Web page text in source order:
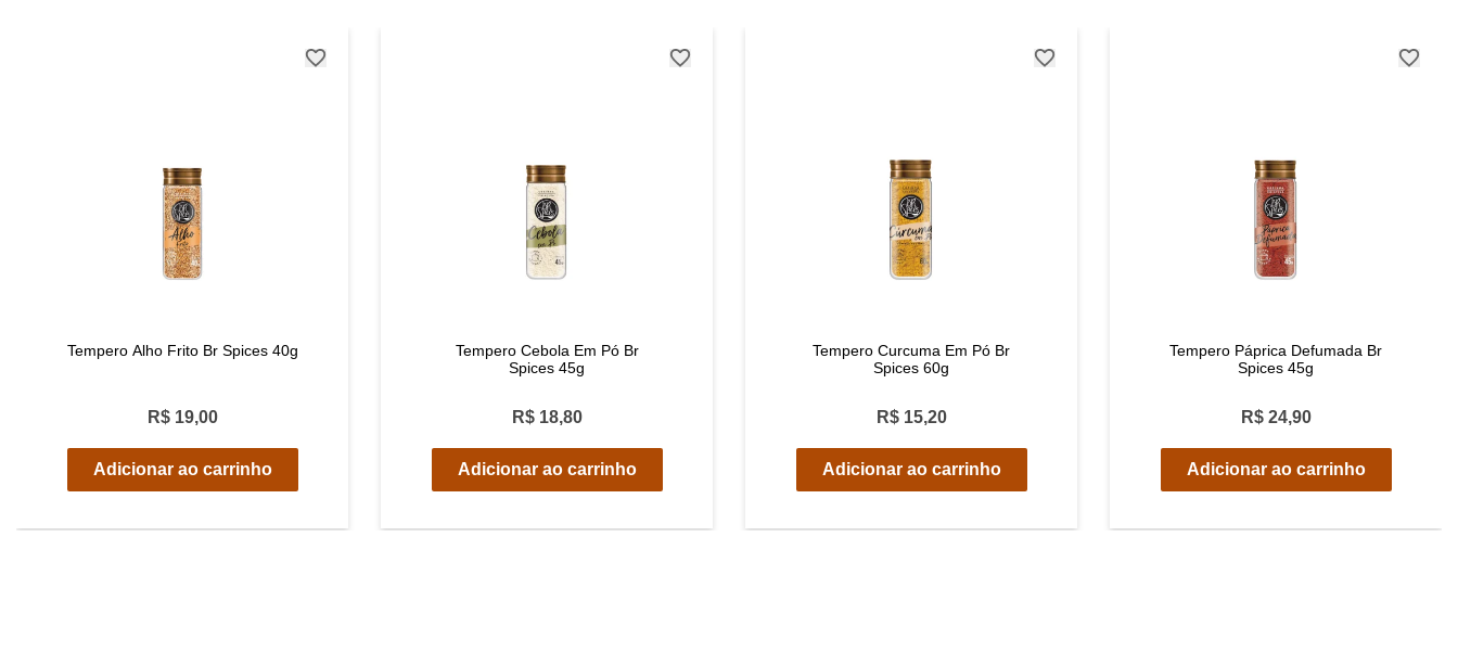
Tempero Alho Frito Br Spices 40g
R$ 19,00
Adicionar ao carrinho
Tempero Cebola Em Pó Br
Spices 45g
R$ 18,80
Adicionar ao carrinho
Tempero Curcuma Em Pó Br
Spices 60g
R$ 15,20
Adicionar ao carrinho
Tempero Páprica Defumada Br
Spices 45g
R$ 24,90
Adicionar ao carrinho